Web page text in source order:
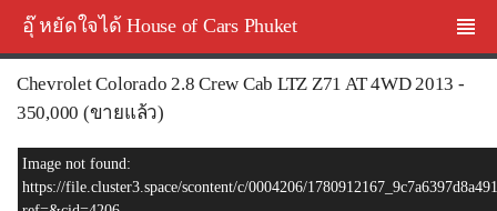
อุ๊ หยัดใจได้ House of Cars Phuket
Chevrolet Colorado 2.8 Crew Cab LTZ Z71 AT 4WD 2013 -
350,000 (ขายแล้ว)
Image not found:
https://file.cluster3.space/scontent/c/0004206/
ขายแล้ว